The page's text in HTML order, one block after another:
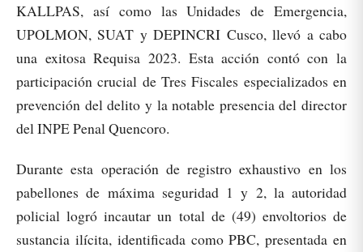
KALLPAS, así como las Unidades de Emergencia,
UPOLMON, SUAT y DEPINCRI Cusco, llevó a cabo
una exitosa Requisa 2023. Esta acción contó con la
participación crucial de Tres Fiscales especializados en
prevención del delito y la notable presencia del director
del INPE Penal Quencoro.
Durante esta operación de registro exhaustivo en los
pabellones de máxima seguridad 1 y 2, la autoridad
policial logró incautar un total de (49) envoltorios de
sustancia ilícita, identificada como PBC, presentada en